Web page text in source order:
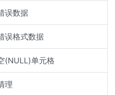
误数据
误格式数据
(NULL)单元格
理